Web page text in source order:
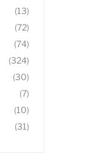
(13)
(72)
(74)
(324)
(30)
(7)
(10)
(31)